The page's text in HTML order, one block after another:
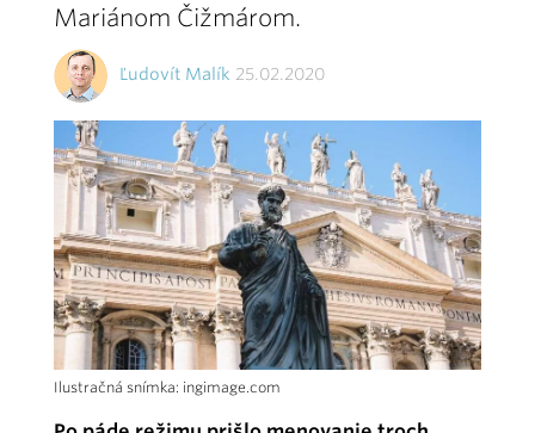
Mariánom Čižmárom.
Ľudovít Malík 25.02.2020
Ilustračná snímka: ingimage.com